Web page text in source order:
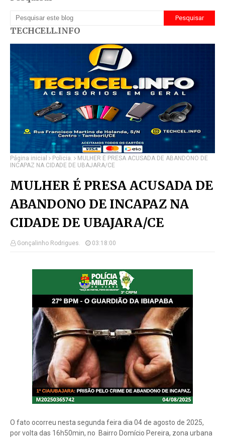
TECHCELL.INFO
Página inicial Policia.
MULHER É PRESA ACUSADA DE ABANDONO DE
INCAPAZ NA CIDADE DE UBAJARA/CE
MULHER É PRESA ACUSADA DE
ABANDONO DE INCAPAZ NA
CIDADE DE UBAJARA/CE
Gonçalinho Rodrigues. 03:18:00
O fato ocorreu nesta segunda feira dia 04 de agosto de 2025,
por volta das 16h50min, no Bairro Domício Pereira, zona urbana